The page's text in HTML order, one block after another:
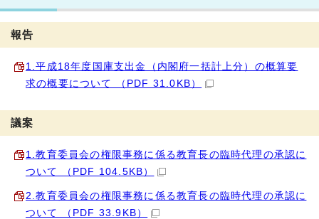
報告
1.平成18年度国庫支出金（内閣府一括計上分）の概算要
求の概要について （PDF 31.0KB）
議案
1.教育委員会の権限事務に係る教育長の臨時代理の承認に
ついて （PDF 104.5KB）
2.教育委員会の権限事務に係る教育長の臨時代理の承認に
ついて （PDF 33.9KB）